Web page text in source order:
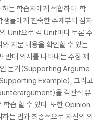
는 학습자에게 적합하다. 학
들에게 친숙한 주제부터 점차
Unit으로 각 Unit마다 토론 주
지문 내용을 확인할 수 있는
반대 의사를 나타내는 주장 제
논거(Supporting Argume
Example), 그리고
을 객관식 유
학습 할 수 있다. 또한 Opinion
는 법과 최종적으로 자신의 의